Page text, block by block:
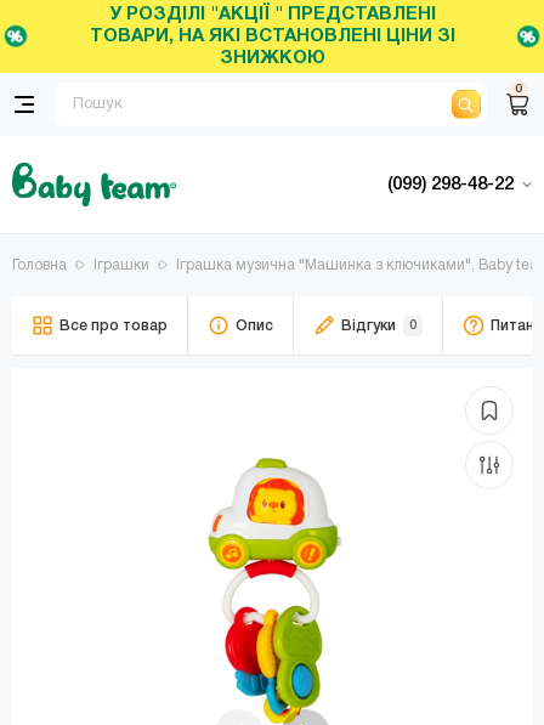
У РОЗДІЛІ "АКЦІЇ " ПРЕДСТАВЛЕНІ
ТОВАРИ, НА ЯКІ ВСТАНОВЛЕНІ ЦІНИ ЗІ
ЗНИЖКОЮ
0
(099) 298-48-22
Головна Іграшки Іграшка музична "Машинка з ключиками", Baby
Все про товар Опис Відгуки 0